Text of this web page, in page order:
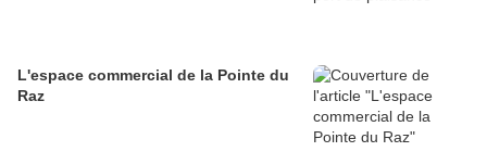
L'espace commercial de la Pointe du
Raz